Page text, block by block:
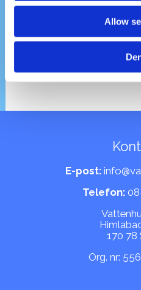
Allow
Hos oss får ni 20 % rabatt
E-post:
Telefon:
170 78
Org. nr: